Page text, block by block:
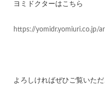
ヨミドクターはこちら
https://yomidr.yomiuri.co.jp/
よろしければぜひご覧いただ